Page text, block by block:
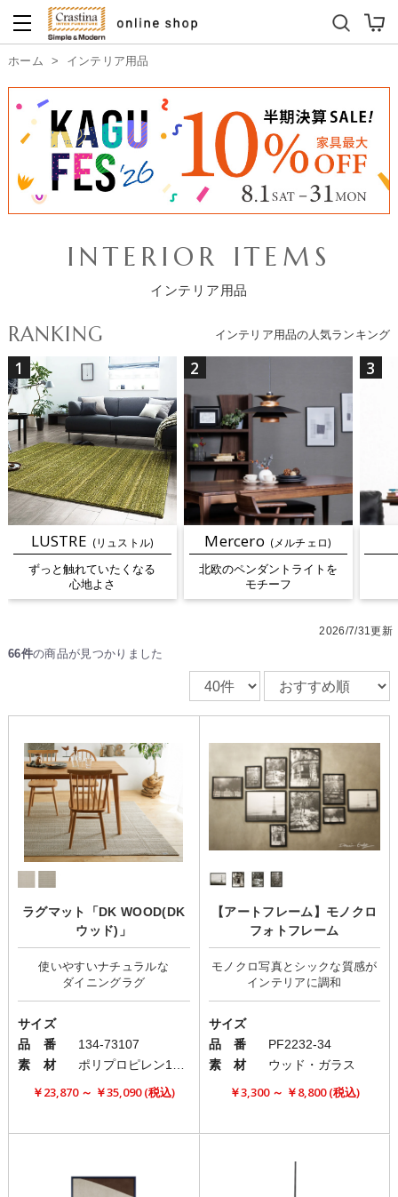
ダイニングテーブルセット
ホーム > インテリア用品
INTERIOR ITEMS
インテリア用品
RANKING インテリア用品の人気ランキング
1
LUSTRE (リュストル)
ずっと触れていたくなる
心地よさ
2
Mercero (メルチェロ)
北欧のペンダントライトを
モチーフ
3
2026/7/31更新
66件の商品が見つかりました
ラグマット「DK WOOD(DK
ウッド)」
使いやすいナチュラルな
サイズ
品 番
134-73107
素 材
￥23,870 ～ ￥35,090 (税込)
【アートフレーム】モノクロ
フォトフレーム
モノクロ写真とシックな質感が
サイズ
品 番
PF2232-34
素 材
ウッド・ガラス
￥3,300 ～ ￥8,800 (税込)